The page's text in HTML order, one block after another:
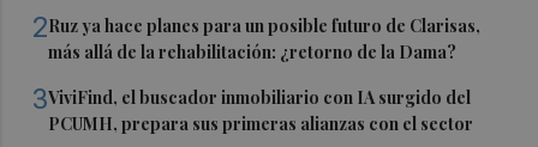
2Ruz ya hace planes para un posible futuro de Clarisas,
más allá de la rehabilitación: ¿retorno de la Dama?
3ViviFind, el buscador inmobiliario con IA surgido del
PCUMH, prepara sus primeras alianzas con el sector